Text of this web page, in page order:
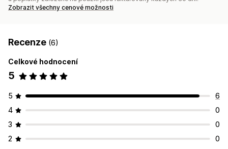
Zobrazit všechny cenové možnosti
Recenze (6)
Celkové hodnocení
5
5
6
4
0
3
0
2
0